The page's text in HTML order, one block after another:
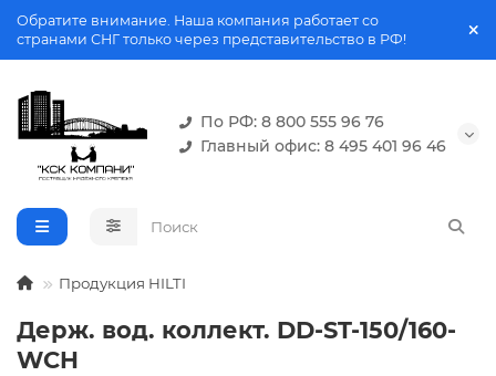
Обратите внимание. Наша компания работает со
странами СНГ только через представительство в РФ!
По РФ: 8 800 555 96 76
Главный офис: 8 495 401 96 46
Продукция HILTI
Держ. вод. коллект. DD-ST-150/160-
WCH